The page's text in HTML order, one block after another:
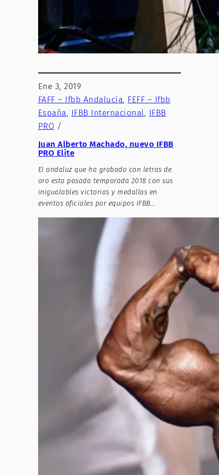
Ene 3, 2019
FAFF – Ifbb Andalucía, FEFF – Ifbb
España, IFBB Internacional, IFBB
PRO /
Juan Alberto Machado, nuevo IFBB
PRO Elite
El andaluz que ha grabado con letras de
oro esta pasada temporada 2018 con sus
inigualables victorias y medallas en
eventos oficiales por equipos IFBB…